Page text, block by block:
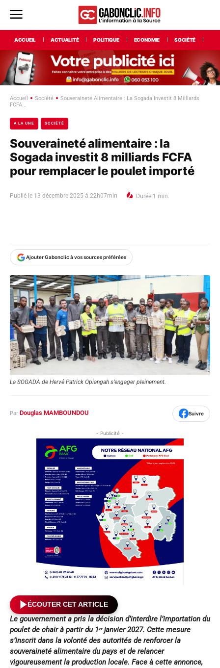
ACCUEIL ACTUALITÉ POLITIQUE ECONOMIE SOCIÉTÉ
Accueil Société
Souveraineté Alimentaire : La Sogada Investit 8 Milliards
FCFA...
A LA UNE SOCIÉTÉ
Souveraineté alimentaire : la
Sogada investit 8 milliards FCFA
pour remplacer le poulet importé
Publié le 13 décembre 2025 à 22h07min Durée 1 min.
Ajouter Gabonclic à vos sources préférées
La SOGADA de Hervé Patrick Opiangah s’engager pleinement.
Par Douglas MAMBOUNDOU Suivre
- Publicité -
ÉCOUTER CET ARTICLE
Le gouvernement a pris la décision d’interdire l’importation du
poulet de chair à partir du 1ᵉʳ janvier 2027. Cette mesure
s’inscrit dans la volonté des autorités de renforcer la
souveraineté alimentaire du pays et de relancer
vigoureusement la production locale. Face à cette annonce,